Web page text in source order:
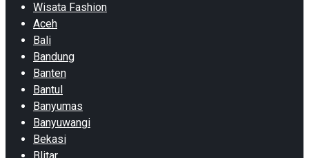
Wisata Fashion
Aceh
Bali
Bandung
Banten
Bantul
Banyumas
Banyuwangi
Bekasi